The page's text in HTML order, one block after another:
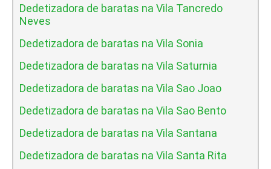
Dedetizadora de baratas na Vila Tancredo
Neves
Dedetizadora de baratas na Vila Sonia
Dedetizadora de baratas na Vila Saturnia
Dedetizadora de baratas na Vila Sao Joao
Dedetizadora de baratas na Vila Sao Bento
Dedetizadora de baratas na Vila Santana
Dedetizadora de baratas na Vila Santa Rita